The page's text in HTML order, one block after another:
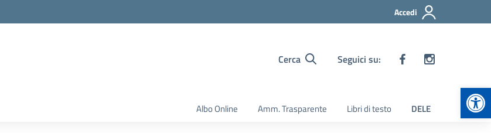
Accedi
Cerca Seguici su:
Albo Online Amm. Trasparente Libri di testo DELE